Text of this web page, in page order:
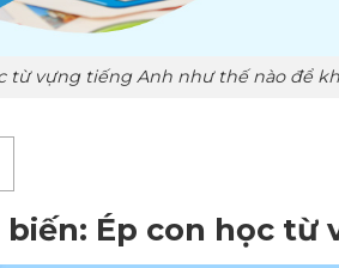
từ vựng tiếng Anh như thế nào để
biến: Ép con học